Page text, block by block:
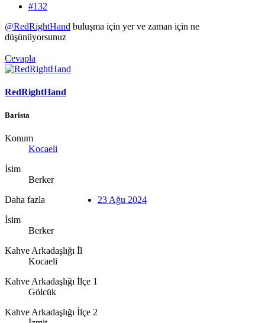
#132
@RedRightHand buluşma için yer ve zaman için ne
düşünüyorsunuz
Cevapla
RedRightHand
Barista
Konum
Kocaeli
İsim
Berker
Daha fazla
İsim
Berker
Kahve Arkadaşlığı İl
Kocaeli
Kahve Arkadaşlığı İlçe 1
Gölcük
Kahve Arkadaşlığı İlçe 2
23 Ağu 2024